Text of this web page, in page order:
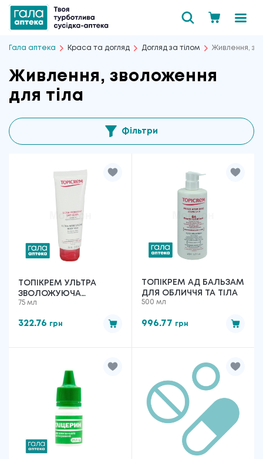
Гала аптека Краса та догляд Догляд за тілом Живлення,
Живлення, зволоження
для тіла
Фільтри
ТОПІКРЕМ УЛЬТРА
ЗВОЛОЖУЮЧА
ЕМУЛЬСІЯ ДЛЯ ТІЛА
75 мл
322.76 грн
ТОПІКРЕМ АД БАЛЬЗАМ
ДЛЯ ОБЛИЧЧЯ ТА ТІЛА
500 мл
996.77 грн